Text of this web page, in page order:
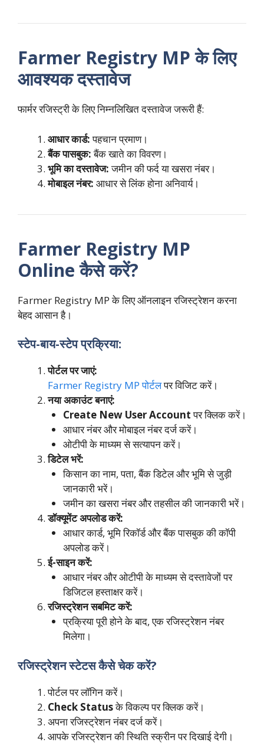
Farmer Registry MP के लिए
आवश्यक दस्तावेज
फार्मर रजिस्ट्री के लिए निम्नलिखित दस्तावेज जरूरी हैं:
आधार कार्ड:पहचान प्रमाण।
बैंक पासबुक:बैंक खाते का विवरण।
भूमि का दस्तावेज:जमीन की फर्द या खसरा नंबर।
मोबाइल नंबर: आधार से लिंक होना अनिवार्य।
Farmer Registry MP
Online कैसे करें?
Farmer Registry MP के लिए ऑनलाइन रजिस्ट्रेशन करना
बेहद आसान है।
स्टेप-बाय-स्टेप प्रक्रिया:
पोर्टल पर जाएं:
Farmer Registry MP पोर्टलपर विजिट करें।
नया अकाउंट बनाएं:
Create New User Accountपर क्लिक करें।
आधार नंबर और मोबाइल नंबर दर्ज करें।
ओटीपी के माध्यम से सत्यापन करें।
डिटेल भरें:
किसान का नाम, पता, बैंक डिटेल और भूमि से जुड़ी
जानकारी भरें।
जमीन का खसरा नंबर और तहसील की जानकारी भरें।
डॉक्यूमेंट अपलोड करें:
आधार कार्ड, भूमि रिकॉर्ड और बैंक पासबुक की कॉपी
अपलोड करें।
ई-साइन करें:
आधार नंबर और ओटीपी के माध्यम से दस्तावेजों पर
डिजिटल हस्ताक्षर करें।
रजिस्ट्रेशन सबमिट करें:
प्रक्रिया पूरी होने के बाद, एक रजिस्ट्रेशन नंबर
मिलेगा।
रजिस्ट्रेशन स्टेटस कैसे चेक करें?
पोर्टल पर लॉगिन करें।
Check Statusके विकल्प पर क्लिक करें।
अपना रजिस्ट्रेशन नंबर दर्ज करें।
आपके रजिस्ट्रेशन की स्थिति स्क्रीन पर दिखाई देगी।